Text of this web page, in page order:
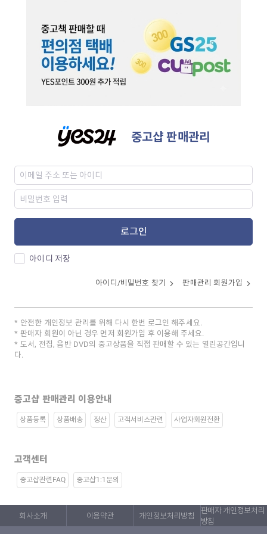
중고샵 판매관리
로그인
아이디 저장
아이디/비밀번호 찾기 판매관리 회원가입
안전한 개인정보 관리를 위해 다시 한번 로그인 해주세요.
판매자 회원이 아닌 경우 먼저 회원가입 후 이용해 주세요.
도서, 전집, 음반 DVD의 중고상품을 직접 판매할 수 있는 열린공간입니
다.
중고샵 판매관리 이용안내
상품등록 상품배송 정산 고객서비스관련 사업자회원전환
고객센터
중고샵관련FAQ 중고샵1:1문의
회사소개 이용약관 개인정보처리방침
판매자 개인정보처리
방침